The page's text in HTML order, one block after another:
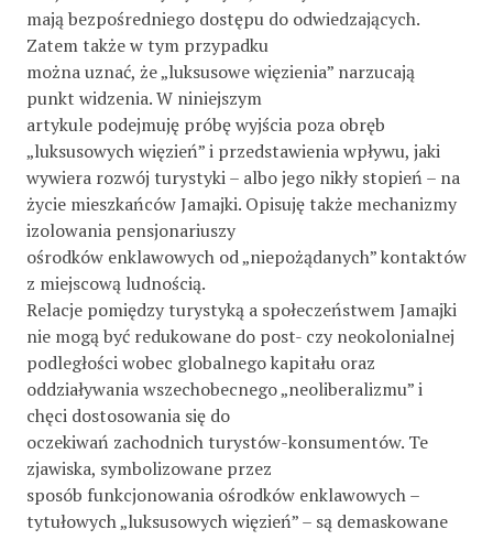
mają bezpośredniego dostępu do odwiedzających.
Zatem także w tym przypadku
można uznać, że „luksusowe więzienia” narzucają
punkt widzenia. W niniejszym
artykule podejmuję próbę wyjścia poza obręb
„luksusowych więzień” i przedstawienia wpływu, jaki
wywiera rozwój turystyki – albo jego nikły stopień – na
życie mieszkańców Jamajki. Opisuję także mechanizmy
izolowania pensjonariuszy
ośrodków enklawowych od „niepożądanych” kontaktów
z miejscową ludnością.
Relacje pomiędzy turystyką a społeczeństwem Jamajki
nie mogą być redukowane do post- czy neokolonialnej
podległości wobec globalnego kapitału oraz
oddziaływania wszechobecnego „neoliberalizmu” i
chęci dostosowania się do
oczekiwań zachodnich turystów-konsumentów. Te
zjawiska, symbolizowane przez
sposób funkcjonowania ośrodków enklawowych –
tytułowych „luksusowych więzień” – są demaskowane